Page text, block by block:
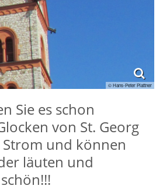
© Hans-Peter Plattner
Sie es schon
von St. Georg
und können
läuten und